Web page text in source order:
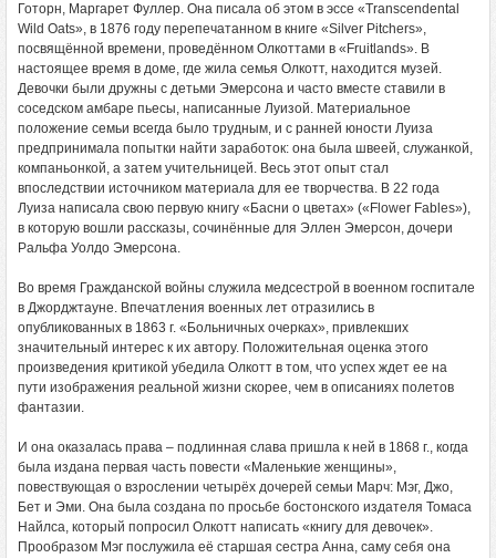
Готорн, Маргарет Фуллер. Она писала об этом в эссе «Transcendental
Wild Oats», в 1876 году перепечатанном в книге «Silver Pitchers»,
посвящённой времени, проведённом Олкоттами в «Fruitlands». В
настоящее время в доме, где жила семья Олкотт, находится музей.
Девочки были дружны с детьми Эмерсона и часто вместе ставили в
соседском амбаре пьесы, написанные Луизой. Материальное
положение семьи всегда было трудным, и с ранней юности Луиза
предпринимала попытки найти заработок: она была швеей, служанкой,
компаньонкой, а затем учительницей. Весь этот опыт стал
впоследствии источником материала для ее творчества. В 22 года
Луиза написала свою первую книгу «Басни о цветах» («Flower Fables»),
в которую вошли рассказы, сочинённые для Эллен Эмерсон, дочери
Ральфа Уолдо Эмерсона.
Во время Гражданской войны служила медсестрой в военном госпитале
в Джорджтауне. Впечатления военных лет отразились в
опубликованных в 1863 г. «Больничных очерках», привлекших
значительный интерес к их автору. Положительная оценка этого
произведения критикой убедила Олкотт в том, что успех ждет ее на
пути изображения реальной жизни скорее, чем в описаниях полетов
фантазии.
И она оказалась права – подлинная слава пришла к ней в 1868 г., когда
была издана первая часть повести «Маленькие женщины»,
повествующая о взрослении четырёх дочерей семьи Марч: Мэг, Джо,
Бет и Эми. Она была создана по просьбе бостонского издателя Томаса
Найлса, который попросил Олкотт написать «книгу для девочек».
Прообразом Мэг послужила её старшая сестра Анна, саму себя она